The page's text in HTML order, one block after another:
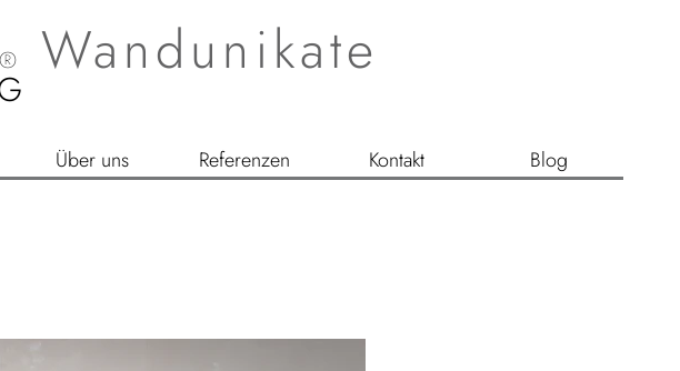
® Wandunikate
Über uns Referenzen Kontakt Blog